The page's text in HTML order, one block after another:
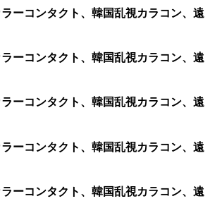
ーコンタクト、韓国乱視カラコン、遠
ーコンタクト、韓国乱視カラコン、遠
ーコンタクト、韓国乱視カラコン、遠
ーコンタクト、韓国乱視カラコン、遠
ーコンタクト、韓国乱視カラコン、遠